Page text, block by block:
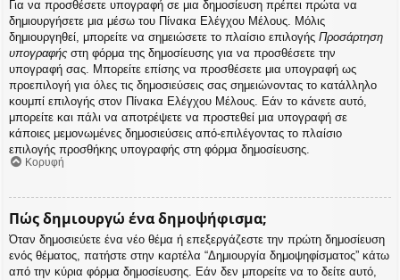
Για να προσθέσετε υπογραφή σε μια δημοσίευση πρέπει πρώτα να
δημιουργήσετε μια μέσω του Πίνακα Ελέγχου Μέλους. Μόλις
δημιουργηθεί, μπορείτε να σημειώσετε το πλαίσιο επιλογής Προσάρτηση
υπογραφής στη φόρμα της δημοσίευσης για να προσθέσετε την
υπογραφή σας. Μπορείτε επίσης να προσθέσετε μια υπογραφή ως
προεπιλογή για όλες τις δημοσιεύσεις σας σημειώνοντας το κατάλληλο
κουμπί επιλογής στον Πίνακα Ελέγχου Μέλους. Εάν το κάνετε αυτό,
μπορείτε και πάλι να αποτρέψετε να προστεθεί μια υπογραφή σε
κάποιες μεμονωμένες δημοσιεύσεις από-επιλέγοντας το πλαίσιο
επιλογής προσθήκης υπογραφής στη φόρμα δημοσίευσης.
Κορυφή
Πώς δημιουργώ ένα δημοψήφισμα;
Όταν δημοσιεύετε ένα νέο θέμα ή επεξεργάζεστε την πρώτη δημοσίευση
ενός θέματος, πατήστε στην καρτέλα “Δημιουργία δημοψηφίσματος” κάτω
από την κύρια φόρμα δημοσίευσης. Εάν δεν μπορείτε να το δείτε αυτό,